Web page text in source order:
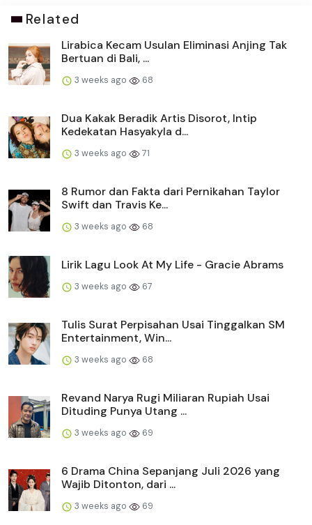
Related
Lirabica Kecam Usulan Eliminasi Anjing Tak
Bertuan di Bali, ...
3 weeks ago 68
Dua Kakak Beradik Artis Disorot, Intip
Kedekatan Hasyakyla d...
3 weeks ago 71
8 Rumor dan Fakta dari Pernikahan Taylor
Swift dan Travis Ke...
3 weeks ago 68
Lirik Lagu Look At My Life - Gracie Abrams
3 weeks ago 67
Tulis Surat Perpisahan Usai Tinggalkan SM
Entertainment, Win...
3 weeks ago 68
Revand Narya Rugi Miliaran Rupiah Usai
Dituding Punya Utang ...
3 weeks ago 69
6 Drama China Sepanjang Juli 2026 yang
Wajib Ditonton, dari ...
3 weeks ago 69